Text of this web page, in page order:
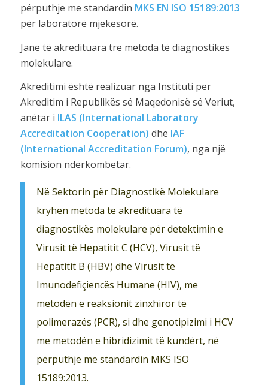
përputhje me standardin MKS EN ISO 15189:2013
për laboratorë mjekësorë.
Janë të akredituara tre metoda të diagnostikës
molekulare.
Akreditimi është realizuar nga Instituti për
Akreditim i Republikës së Maqedonisë së Veriut,
anëtar i ILAS (International Laboratory
Accreditation Cooperation) dhe IAF
(International Accreditation Forum), nga një
komision ndërkombëtar.
Në Sektorin për Diagnostikë Molekulare
kryhen metoda të akredituara të
diagnostikës molekulare për detektimin e
Virusit të Hepatitit C (HCV), Virusit të
Hepatitit B (HBV) dhe Virusit të
Imunodefiçiencës Humane (HIV), me
metodën e reaksionit zinxhiror të
polimerazës (PCR), si dhe genotipizimi i HCV
me metodën e hibridizimit të kundërt, në
përputhje me standardin MKS ISO
15189:2013.